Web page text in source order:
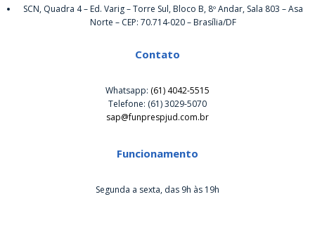
SCN, Quadra 4 – Ed. Varig – Torre Sul, Bloco B, 8º Andar, Sala 803 – Asa
Norte – CEP: 70.714-020 – Brasília/DF
Contato
Whatsapp: (61) 4042-5515
Telefone: (61) 3029-5070
sap@funprespjud.com.br
Funcionamento
Segunda a sexta, das 9h às 19h